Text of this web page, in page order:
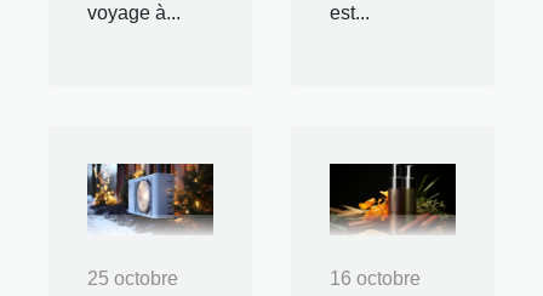
voyage à...
est...
25 octobre
16 octobre